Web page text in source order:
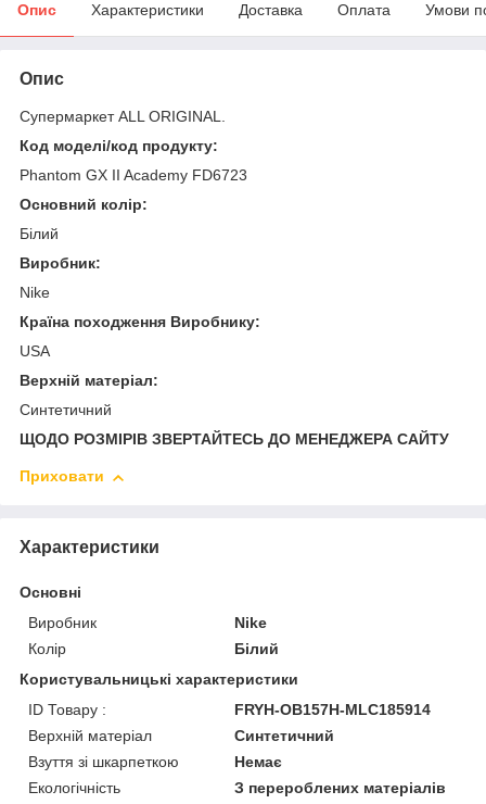
Опис Характеристики Доставка Оплата Умови
Опис
Супермаркет ALL ORIGINAL.
Код моделі/код продукту:
Phantom GX II Academy FD6723
Основний колір:
Білий
Виробник:
Nike
Країна походження Виробнику:
USA
Верхній матеріал:
Синтетичний
ЩОДО РОЗМІРІВ ЗВЕРТАЙТЕСЬ ДО МЕНЕДЖЕРА САЙТУ
Приховати
Характеристики
Основні
Виробник
Nike
Колір
Білий
Користувальницькі характеристики
ID Товару :
FRYH-OB157H-MLC185914
Верхній матеріал
Синтетичний
Взуття зі шкарпеткою
Немає
Екологічність
З перероблених матеріалів